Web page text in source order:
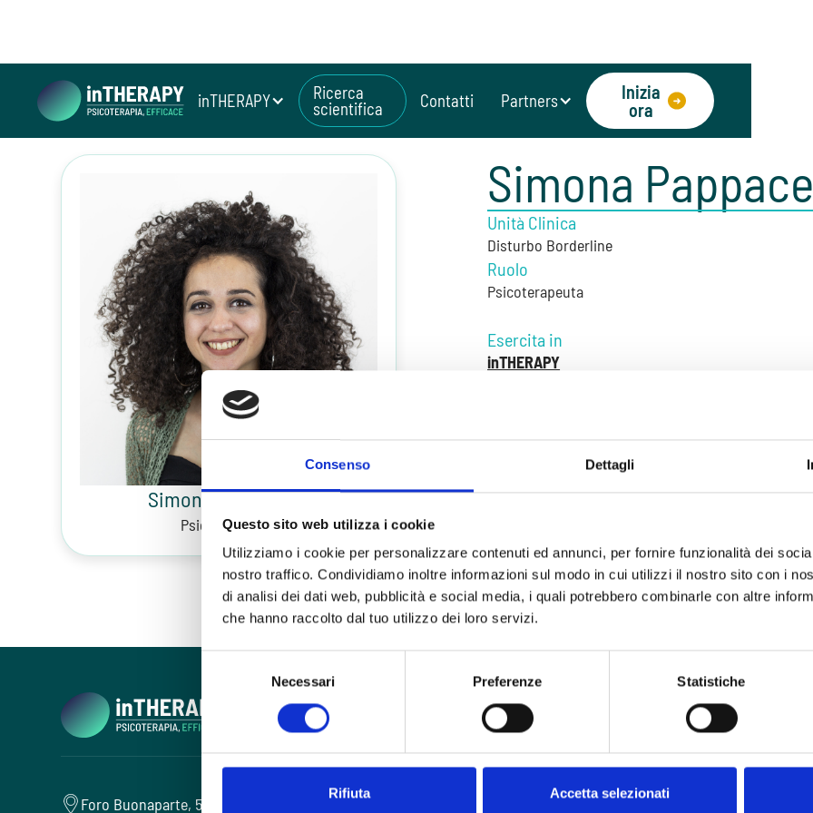
Consenso Dettagli
Questo sito web utilizza i cookie
Utilizziamo i cookie per personalizzare contenuti ed annunci, per fornire funzionalità dei
nostro traffico. Condividiamo inoltre informazioni sul modo in cui utilizzi il nostro sito con i
di analisi dei dati web, pubblicità e social media, i quali potrebbero combinarle con altre
che hanno raccolto dal tuo utilizzo dei loro servizi.
consenso
Necessari Preferenze Statistiche
Rifiuta Accetta selezionati
inTHERAPY Ricerca
scientifica Contatti Partners
Inizia
ora
Simona Pappacena
Psicoterapeuta
Simona
Unità Clinica
Disturbo Borderline
Ruolo
Psicoterapeuta
Esercita in
inTHERAPY
Foro Buonaparte, 57 - 20121 Milano Domande frequenti